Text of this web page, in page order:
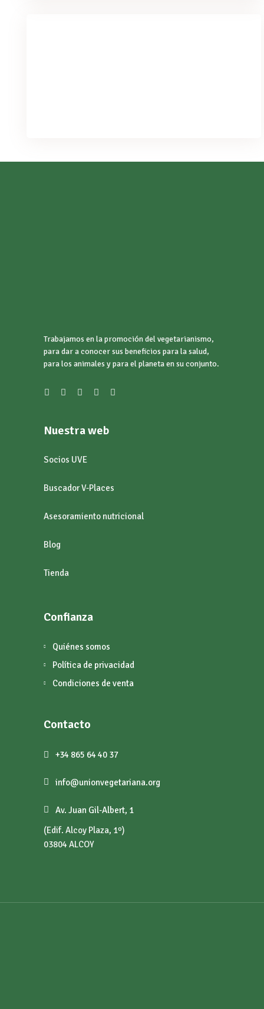
Trabajamos en la promoción del vegetarianismo,
para dar a conocer sus beneficios para la salud,
para los animales y para el planeta en su conjunto.
Nuestra web
Socios UVE
Buscador V-Places
Asesoramiento nutricional
Blog
Tienda
Confianza
Quiénes somos
Política de privacidad
Condiciones de venta
Contacto
+34 865 64 40 37
info@unionvegetariana.org
Av. Juan Gil-Albert, 1
(Edif. Alcoy Plaza, 1º)
03804 ALCOY